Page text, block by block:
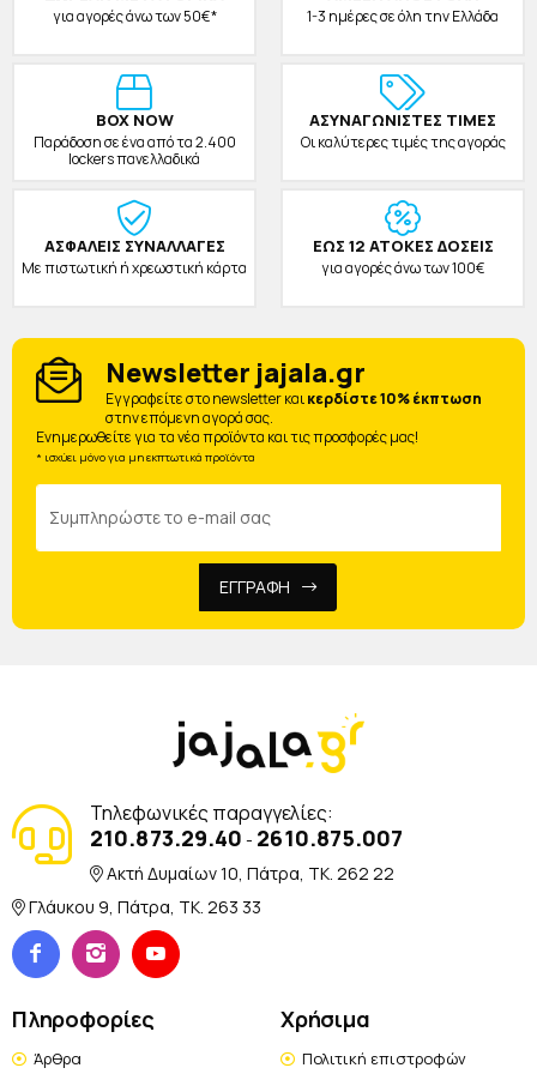
για αγορές άνω των 50€* 1-3 ημέρες σε όλη την Ελλάδα
BOX NOW
Παράδοση σε ένα από τα 2.400
lockers πανελλαδικά
ΑΣΥΝΑΓΩΝΙΣΤΕΣ ΤΙΜΕΣ
Οι καλύτερες τιμές της αγοράς
ΑΣΦΑΛΕΙΣ ΣΥΝΑΛΛΑΓΕΣ
Με πιστωτική ή χρεωστική κάρτα
ΕΩΣ 12 ΑΤΟΚΕΣ ΔΟΣΕΙΣ
για αγορές άνω των 100€
Newsletter jajala.gr
Eγγραφείτε στο newsletter καικερδίστε 10% έκπτωση
στην επόμενη αγορά σας.
Ενημερωθείτε για τα νέα προϊόντα και τις προσφορές μας!
* ισχύει μόνο για μη εκπτωτικά προϊόντα
ΕΓΓΡΑΦΗ
Τηλεφωνικές παραγγελίες:
210.873.29.40 - 2610.875.007
Ακτή Δυμαίων 10, Πάτρα, TK. 262 22
Γλάυκου 9, Πάτρα, TK. 263 33
Πληροφορίες
Άρθρα
Χρήσιμα
Πολιτική επιστροφών